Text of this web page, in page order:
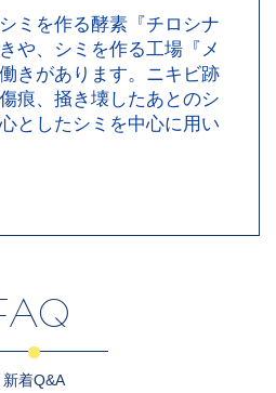
ミを作る酵素『チロシナ
や、シミを作る工場『メ
きがあります。ニキビ跡
痕、掻き壊したあとのシ
としたシミを中心に用い
新着Q&A